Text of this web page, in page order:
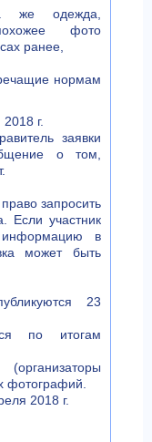
же одежда,
фото
ранее,
нормам
г.
заявки
о том,
запросить
Если участник
информацию в
может быть
23
по итогам
фотографий.
2018 г.